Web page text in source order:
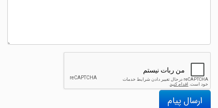
ارسال پیام